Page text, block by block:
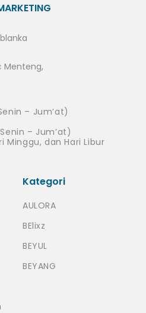
Menteng,
– Jum’at)
– Jum’at)
Minggu, dan Hari Libur
Kategori
AULORA
BElixz
BEYUL
BEYANG